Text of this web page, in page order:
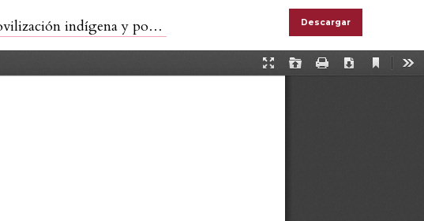
indígena y popular Descargar